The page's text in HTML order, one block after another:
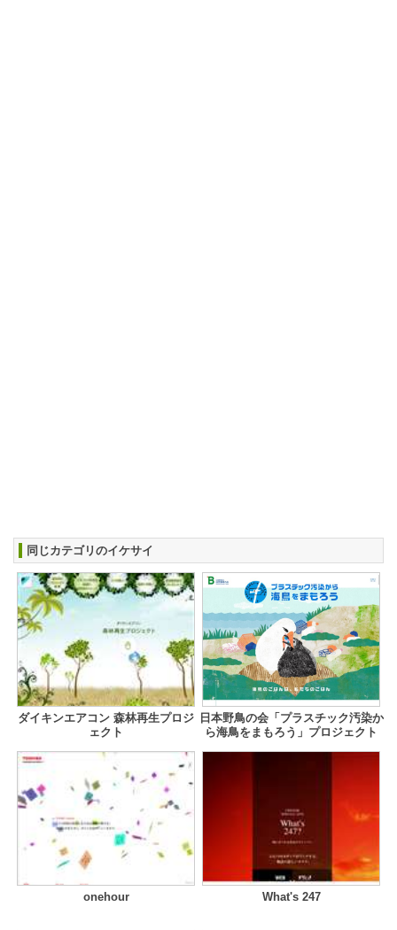
同じカテゴリのイケサイ
ダイキンエアコン 森林再生プロジ
ェクト
日本野鳥の会「プラスチック汚染か
ら海鳥をまもろう」プロジェクト
onehour What's 247